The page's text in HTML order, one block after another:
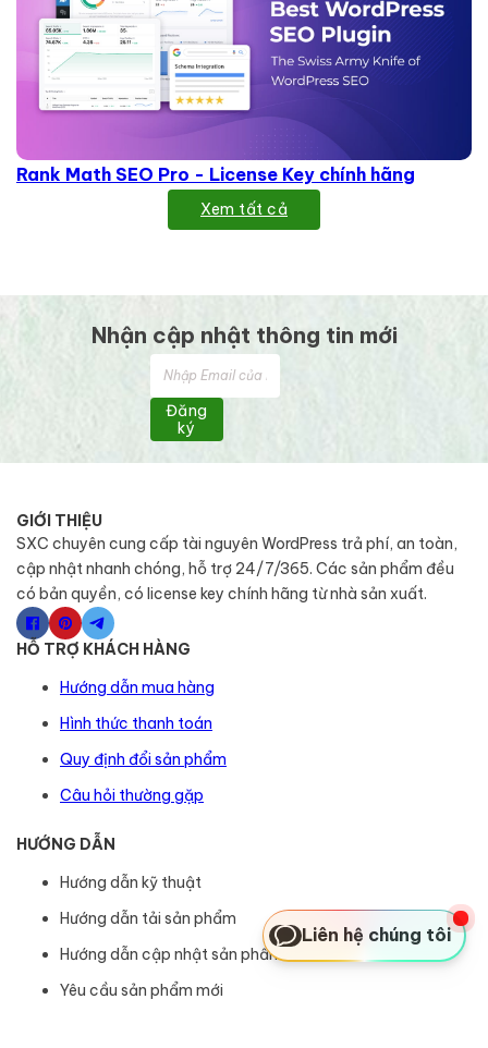
Rank Math SEO Pro - License Key chính hãng
Xem tất cả
Nhận cập nhật thông tin mới
Đăng
ký
GIỚI THIỆU
SXC chuyên cung cấp tài nguyên WordPress trả phí, an toàn,
cập nhật nhanh chóng, hỗ trợ 24/7/365. Các sản phẩm đều
có bản quyền, có license key chính hãng từ nhà sản xuất.
HỖ TRỢ KHÁCH HÀNG
Hướng dẫn mua hàng
Hình thức thanh toán
Quy định đổi sản phẩm
Câu hỏi thường gặp
HƯỚNG DẪN
Hướng dẫn kỹ thuật
Hướng dẫn tải sản phẩm
Hướng dẫn cập nhật sản phẩm
Yêu cầu sản phẩm mới
Liên hệ chúng tôi